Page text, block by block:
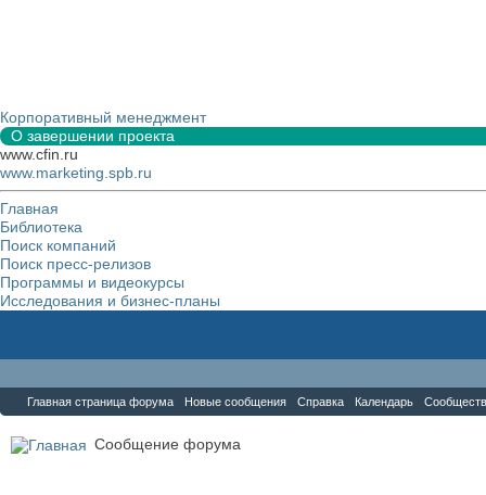
Корпоративный менеджмент
О завершении проекта
www.cfin.ru
www.marketing.spb.ru
Главная
Библиотека
Поиск компаний
Поиск пресс-релизов
Программы и видеокурсы
Исследования и бизнес-планы
Главная страница форума Новые сообщения Справка Календарь
Сообщение форума